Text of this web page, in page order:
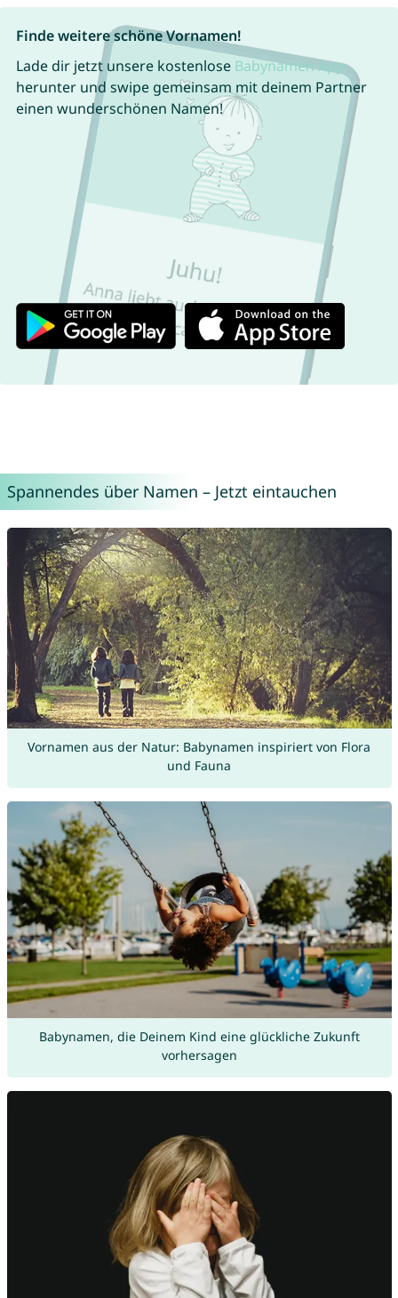
Finde weitere schöne Vornamen!
Lade dir jetzt unsere kostenlose Babynamen App
herunter und swipe gemeinsam mit deinem Partner
einen wunderschönen Namen!
Spannendes über Namen – Jetzt eintauchen
Vornamen aus der Natur: Babynamen inspiriert von Flora
und Fauna
Babynamen, die Deinem Kind eine glückliche Zukunft
vorhersagen